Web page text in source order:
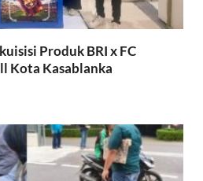
Produk BRI x FC
Kota Kasablanka